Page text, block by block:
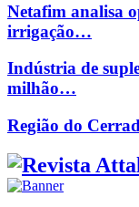
Netafim analisa
irrigação…
Indústria de
milhão…
Região do
Facebook
Twitter
Instagram
Linkedin
Youtube
Email